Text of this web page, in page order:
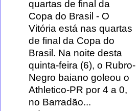
quartas de final da
Copa do Brasil - O
Vitória está nas quartas
de final da Copa do
Brasil. Na noite desta
quinta-feira (6), o Rubro-
Negro baiano goleou o
Athletico-PR por 4 a 0,
no Barradão...